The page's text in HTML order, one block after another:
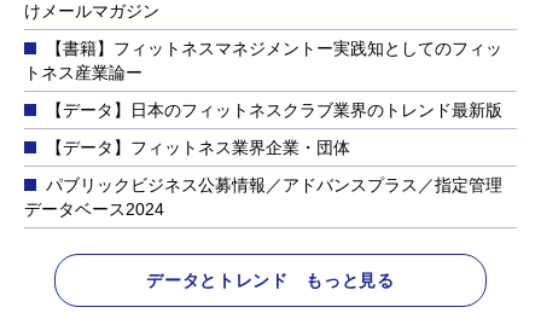
けメールマガジン
【書籍】フィットネスマネジメントー実践知としてのフィッ
トネス産業論ー
【データ】日本のフィットネスクラブ業界のトレンド最新版
【データ】フィットネス業界企業・団体
パブリックビジネス公募情報／アドバンスプラス／指定管理
データベース2024
データとトレンド もっと見る